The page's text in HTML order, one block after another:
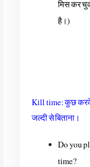
मिस कर
है।)
Kill time: कुछ
जल्दी से बिताना।
Do you
time?